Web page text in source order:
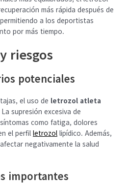
más rápida después de
a los deportistas
por más tiempo.
riesgos
potenciales
el uso de letrozol atleta
supresión excesiva de
como fatiga, dolores
el perfil letrozol lipídico. Además,
negativamente la salud
importantes